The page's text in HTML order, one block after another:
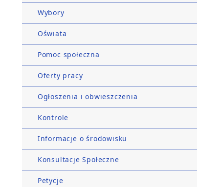
Wybory
Oświata
Pomoc społeczna
Oferty pracy
Ogłoszenia i obwieszczenia
Kontrole
Informacje o środowisku
Konsultacje Społeczne
Petycje